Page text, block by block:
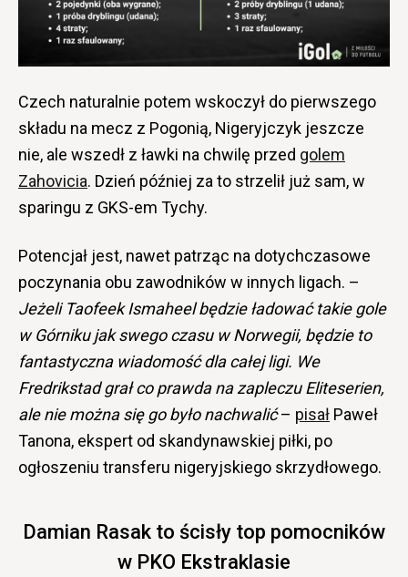
Czech naturalnie potem wskoczył do pierwszego
składu na mecz z Pogonią, Nigeryjczyk jeszcze
nie, ale wszedł z ławki na chwilę przed golem
Zahovicia. Dzień później za to strzelił już sam, w
sparingu z GKS-em Tychy.
Potencjał jest, nawet patrząc na dotychczasowe
poczynania obu zawodników w innych ligach. –
Jeżeli Taofeek Ismaheel będzie ładować takie gole
w Górniku jak swego czasu w Norwegii, będzie to
fantastyczna wiadomość dla całej ligi. We
Fredrikstad grał co prawda na zapleczu Eliteserien,
ale nie można się go było nachwalić– pisał Paweł
Tanona, ekspert od skandynawskiej piłki, po
ogłoszeniu transferu nigeryjskiego skrzydłowego.
Damian Rasak to ścisły top pomocników
w PKO Ekstraklasie